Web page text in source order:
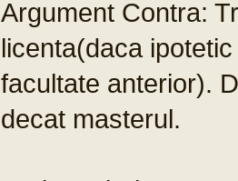
Argument Contra:
licenta(daca
facultate anterior).
decat masterul.